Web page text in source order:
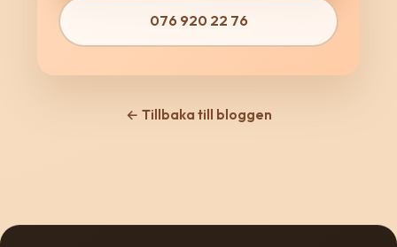
076 920 22 76
← Tillbaka till bloggen